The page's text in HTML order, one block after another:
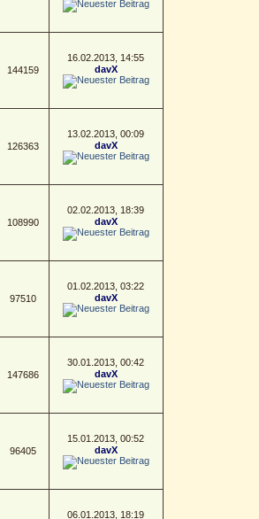
144159
16.02.2013, 14:55
davX
126363
13.02.2013, 00:09
davX
108990
02.02.2013, 18:39
davX
97510
01.02.2013, 03:22
davX
147686
30.01.2013, 00:42
davX
96405
15.01.2013, 00:52
davX
06.01.2013, 18:19